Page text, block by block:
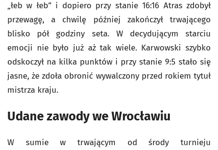
„łeb w łeb” i dopiero przy stanie 16:16 Atras zdobył
przewagę, a chwilę później zakończył trwającego
blisko pół godziny seta. W decydującym starciu
emocji nie było już aż tak wiele. Karwowski szybko
odskoczył na kilka punktów i przy stanie 9:5 stało się
jasne, że zdoła obronić wywalczony przed rokiem tytuł
mistrza kraju.
Udane zawody we Wrocławiu
W sumie w trwającym od środy turnieju